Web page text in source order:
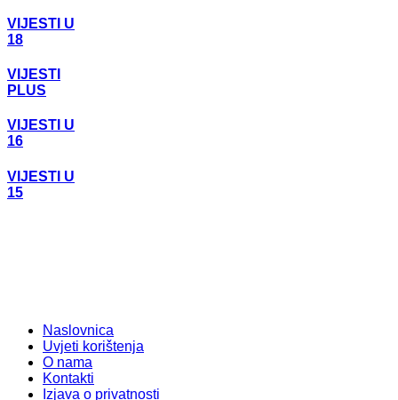
VIJESTI U
18
VIJESTI
PLUS
VIJESTI U
16
VIJESTI U
15
Naslovnica
Uvjeti korištenja
O nama
Kontakti
Izjava o privatnosti